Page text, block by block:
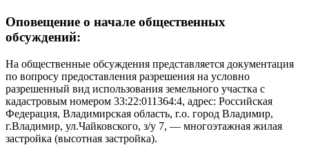
Оповещение о начале общественных
обсуждений:
На общественные обсуждения представляется документация
по вопросу предоставления разрешения на условно
разрешенный вид использования земельного участка с
кадастровым номером 33:22:011364:4, адрес: Российская
Федерация, Владимирская область, г.о. город Владимир,
г.Владимир, ул.Чайковского, з/у 7, — многоэтажная жилая
застройка (высотная застройка).